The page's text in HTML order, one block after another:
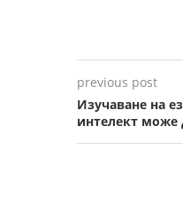
previous post
Изучаване на
интелект може